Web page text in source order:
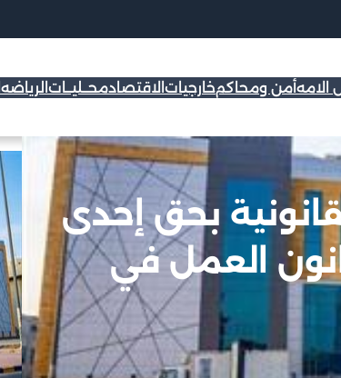
أمن ومحاكمخارجيات الاقتصادمحــليــات الرياضه
بحق إحدى
العمل في